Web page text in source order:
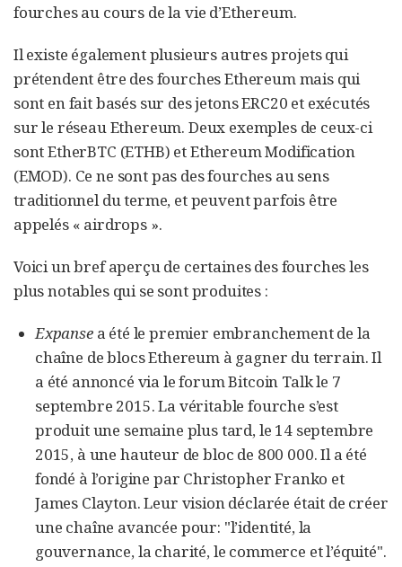
fourches au cours de la vie d’Ethereum.
Il existe également plusieurs autres projets qui
prétendent être des fourches Ethereum mais qui
sont en fait basés sur des jetons ERC20 et exécutés
sur le réseau Ethereum. Deux exemples de ceux-ci
sont EtherBTC (ETHB) et Ethereum Modification
(EMOD). Ce ne sont pas des fourches au sens
traditionnel du terme, et peuvent parfois être
appelés « airdrops ».
Voici un bref aperçu de certaines des fourches les
plus notables qui se sont produites :
Expansea été le premier embranchement de la
chaîne de blocs Ethereum à gagner du terrain. Il
a été annoncé via le forum Bitcoin Talk le 7
septembre 2015. La véritable fourche s’est
produit une semaine plus tard, le 14 septembre
2015, à une hauteur de bloc de 800 000. Il a été
fondé à l’origine par Christopher Franko et
James Clayton. Leur vision déclarée était de créer
une chaîne avancée pour: "l’identité, la
gouvernance, la charité, le commerce et l’équité".